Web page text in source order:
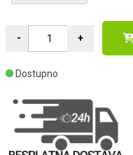
Dostupno